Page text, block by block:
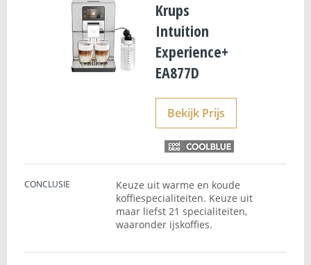
Krups
Intuition
Experience+
EA877D
Bekijk Prijs
CONCLUSIE
Keuze uit warme en koude
koffiespecialiteiten. Keuze uit
maar liefst 21 specialiteiten,
waaronder ijskoffies.